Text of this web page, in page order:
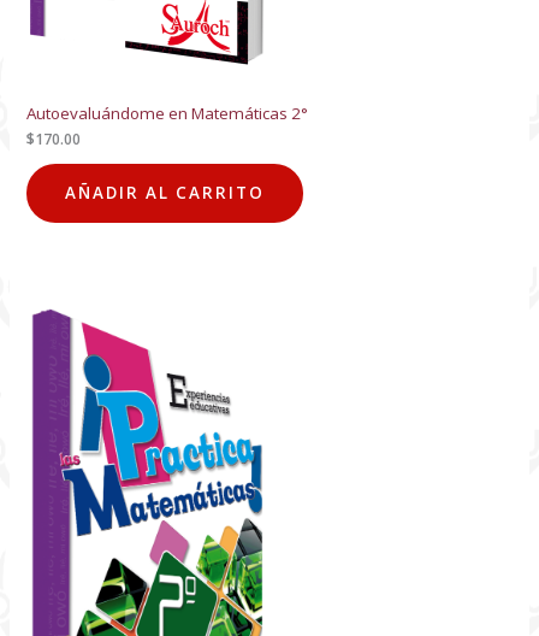
Autoevaluándome en Matemáticas 2°
$170.00
AÑADIR AL CARRITO